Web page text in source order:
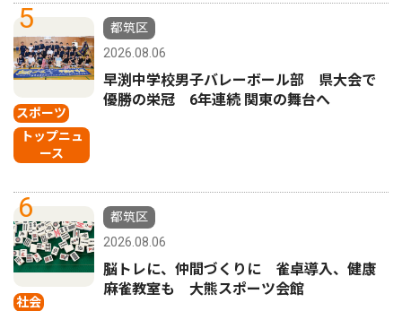
5
スポーツ
トップニュ
ース
都筑区
2026.08.06
早渕中学校男子バレーボール部 県大会で
優勝の栄冠 6年連続 関東の舞台へ
6
社会
都筑区
2026.08.06
脳トレに、仲間づくりに 雀卓導入、健康
麻雀教室も 大熊スポーツ会館